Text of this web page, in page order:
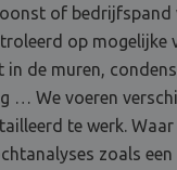
of
op mogelijke
in de muren,
… We voeren
te werk.
zoals een